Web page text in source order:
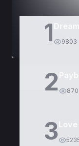
1 9803
2
3